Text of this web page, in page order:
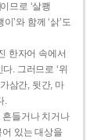
므로 ‘살쾡
’와 함께 ‘삵’도
한자어 속에서
. 그러므로 ‘위
삼간, 뒷간, 마
.
흔들거나 치거나
어 있는 대상을